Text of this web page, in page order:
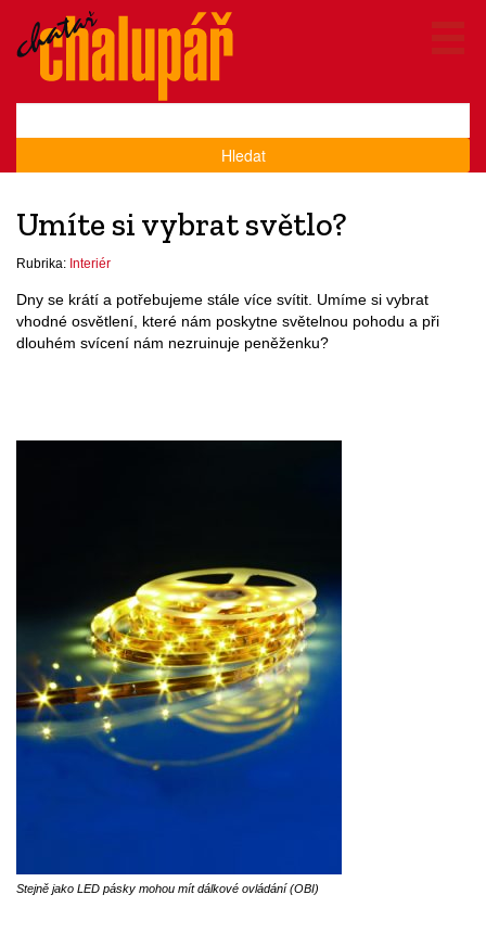
Hledat
Umíte si vybrat světlo?
Rubrika: Interiér
Dny se krátí a potřebujeme stále více svítit. Umíme si vybrat
vhodné osvětlení, které nám poskytne světelnou pohodu a při
dlouhém svícení nám nezruinuje peněženku?
Stejně jako LED pásky mohou mít dálkové ovládání (OBI)